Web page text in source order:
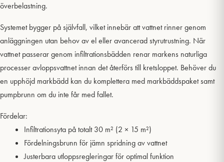
överbelastning.
Systemet bygger på självfall, vilket innebär att vattnet rinner genom
anläggningen utan behov av el eller avancerad styrutrustning. När
vattnet passerar genom infiltrationsbädden renar markens naturliga
processer avloppsvattnet innan det återförs till kretsloppet. Behöver du
en upphöjd markbädd kan du komplettera med markbäddspaket samt
pumpbrunn om du inte får med fallet.
Fördelar:
Infiltrationsyta på totalt 30 m² (2 × 15 m²)
Fördelningsbrunn för jämn spridning av vattnet
Justerbara utloppsregleringar för optimal funktion